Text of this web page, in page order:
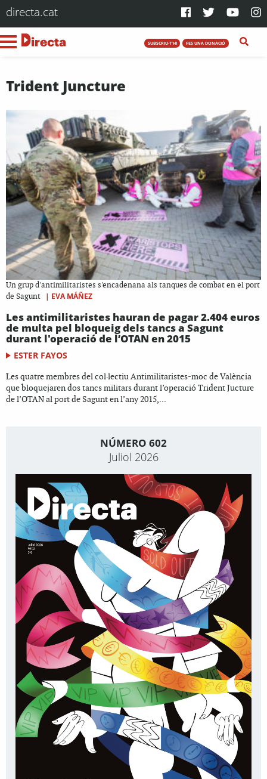
directa.cat
SUBSCRIU-T'HI FES UNA DONACIÓ
Trident Juncture
Un grup d'antimilitaristes s'encadenana als tanques de combat en el port
de Sagunt
| EVA MÁÑEZ
Les antimilitaristes hauran de pagar 2.404 euros
de multa pel bloqueig dels tancs a Sagunt
durant l'operació de l’OTAN en 2015
ESTER FAYOS
Les quatre membres del col·lectiu Antimilitaristes-moc de València
que bloquejaren dos tancs militars durant l’operació Trident Jucture
de l’OTAN al port de Sagunt en l’any 2015,...
NÚMERO 602
Juliol 2026